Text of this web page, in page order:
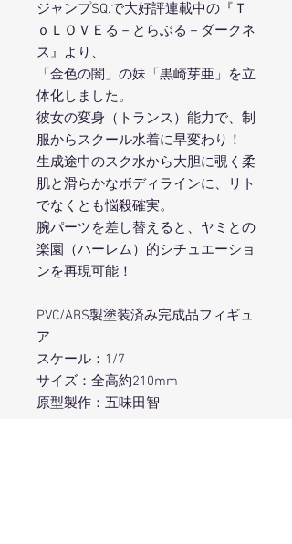
ジャンプSQ.で大好評連載中の『Ｔ
ｏＬＯＶＥる－とらぶる－ダークネ
ス』より、
「金色の闇」の妹「黒崎芽亜」を立
体化しました。
彼女の変身（トランス）能力で、制
服からスクール水着に早変わり！
生成途中のスク水から大胆に覗く柔
肌と滑らかなボディラインに、リト
でなくとも悩殺確実。
腕パーツを差し替えると、ヤミとの
楽園（ハーレム）的シチュエーショ
ンを再現可能！
PVC/ABS製塗装済み完成品フィギュ
ア
スケール：1/7
サイズ：全高約210mm
原型製作：五味田智